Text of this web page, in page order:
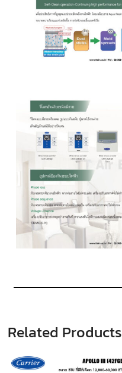
Related Products